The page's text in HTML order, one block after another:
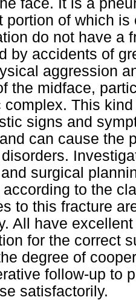
portion of which
do not have a
by accidents of
aggression
the midface,
complex. This
signs and
can cause the
surgical
according to the
to this fracture
All have
for the correct
degree of
follow-up to
satisfactorily.